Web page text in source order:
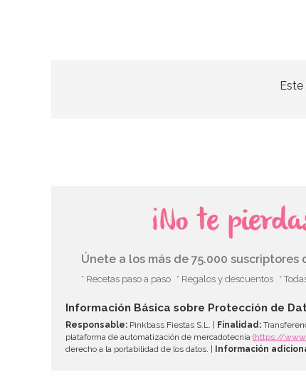
¡No te
Únete a los más de 75.000
* Recetas paso a paso * Regalos y descuentos *
Información Básica sobre Protección de
Responsable: Pinkbass Fiestas S.L. | Finalidad:
plataforma de automatización de mercadotecnia (https://
derecho a la portabilidad de los datos. | Información